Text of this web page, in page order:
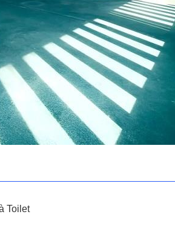
Toilet